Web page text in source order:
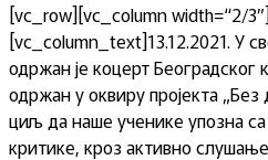
[vc_row][vc_column width=“2/
[vc_column_text]13.12.2021. У
одржан је коцерт Београдског
одржан у оквиру пројекта „Без
циљ да наше ученике упозна
критике, кроз активно